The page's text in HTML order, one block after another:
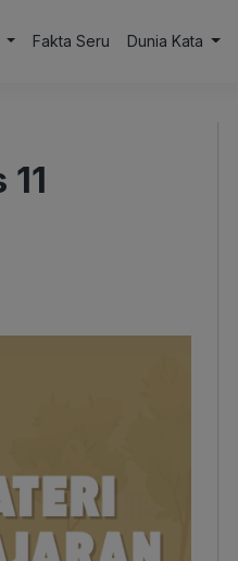
Fakta Seru Dunia Kata